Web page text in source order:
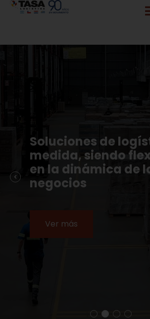
info@tasalogistica.com
Soluciones de
medida, siendo
en la dinámica de
negocios
Ver más